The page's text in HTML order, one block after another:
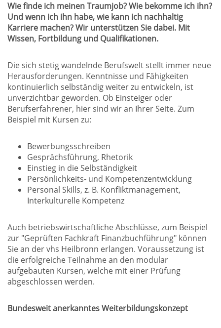
Wie finde ich meinen Traumjob? Wie bekomme ich ihn?
Und wenn ich ihn habe, wie kann ich nachhaltig
Karriere machen? Wir unterstützen Sie dabei. Mit
Wissen, Fortbildung und Qualifikationen.
Die sich stetig wandelnde Berufswelt stellt immer neue
Herausforderungen. Kenntnisse und Fähigkeiten
kontinuierlich selbständig weiter zu entwickeln, ist
unverzichtbar geworden. Ob Einsteiger oder
Berufserfahrener, hier sind wir an Ihrer Seite. Zum
Beispiel mit Kursen zu:
Bewerbungsschreiben
Gesprächsführung, Rhetorik
Einstieg in die Selbständigkeit
Persönlichkeits- und Kompetenzentwicklung
Personal Skills, z. B. Konfliktmanagement,
Interkulturelle Kompetenz
Auch betriebswirtschaftliche Abschlüsse, zum Beispiel
zur "Geprüften Fachkraft Finanzbuchführung" können
Sie an der vhs Heilbronn erlangen. Voraussetzung ist
die erfolgreiche Teilnahme an den modular
aufgebauten Kursen, welche mit einer Prüfung
abgeschlossen werden.
Bundesweit anerkanntes Weiterbildungskonzept